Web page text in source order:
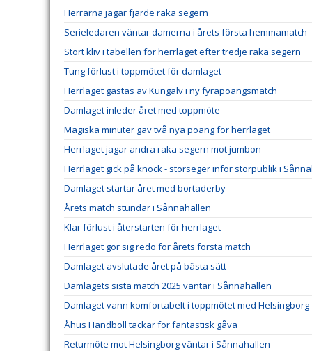
Herrarna jagar fjärde raka segern
Serieledaren väntar damerna i årets första hemmamatch
Stort kliv i tabellen för herrlaget efter tredje raka segern
Tung förlust i toppmötet för damlaget
Herrlaget gästas av Kungälv i ny fyrapoängsmatch
Damlaget inleder året med toppmöte
Magiska minuter gav två nya poäng för herrlaget
Herrlaget jagar andra raka segern mot jumbon
Herrlaget gick på knock - storseger inför storpublik i
Damlaget startar året med bortaderby
Årets match stundar i Sånnahallen
Klar förlust i återstarten för herrlaget
Herrlaget gör sig redo för årets första match
Damlaget avslutade året på bästa sätt
Damlagets sista match 2025 väntar i Sånnahallen
Damlaget vann komfortabelt i toppmötet med Helsingborg
Åhus Handboll tackar för fantastisk gåva
Returmöte mot Helsingborg väntar i Sånnahallen